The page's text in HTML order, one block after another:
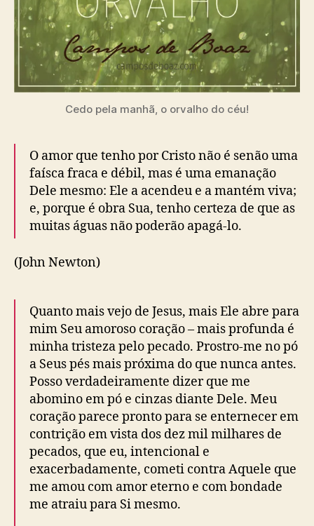
Cedo pela manhã, o orvalho do céu!
O amor que tenho por Cristo não é senão uma
faísca fraca e débil, mas é uma emanação
Dele mesmo: Ele a acendeu e a mantém viva;
e, porque é obra Sua, tenho certeza de que as
muitas águas não poderão apagá-lo.
(John Newton)
Quanto mais vejo de Jesus, mais Ele abre para
mim Seu amoroso coração – mais profunda é
minha tristeza pelo pecado. Prostro-me no pó
a Seus pés mais próxima do que nunca antes.
Posso verdadeiramente dizer que me
abomino em pó e cinzas diante Dele. Meu
coração parece pronto para se enternecer em
contrição em vista dos dez mil milhares de
pecados, que eu, intencional e
exacerbadamente, cometi contra Aquele que
me amou com amor eterno e com bondade
me atraiu para Si mesmo.